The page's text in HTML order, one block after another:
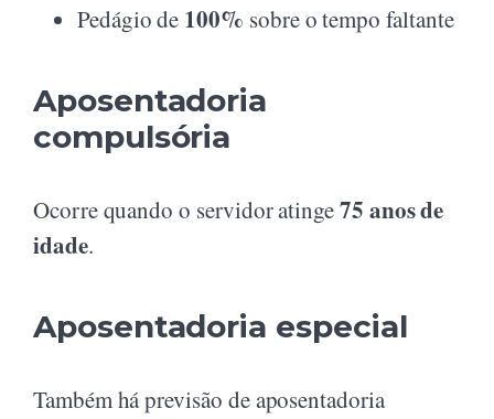
Pedágio de 100% sobre o tempo faltante
Aposentadoria
compulsória
Ocorre quando o servidor atinge75 anos de
idade.
Aposentadoria especial
Também há previsão de aposentadoria